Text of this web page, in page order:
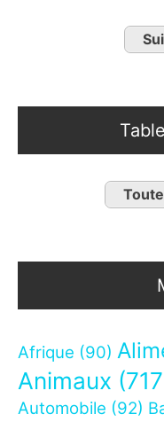
Afrique (90)
Animaux
Automobile (92)